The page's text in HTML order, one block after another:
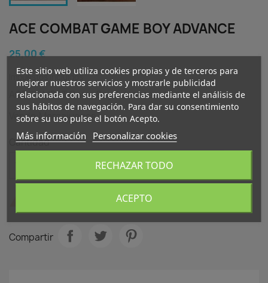
ACE COMBAT GAME BOY ADVANCE
25,00 €
Impuestos incluidos
ACE COMBAT Game Boy Advance
Vende:Mercajuegos
Cantidad
AÑADIR AL CARRITO
Últimas unidades en stock
Compartir
Este sitio web utiliza cookies propias y de terceros para
mejorar nuestros servicios y mostrarle publicidad
relacionada con sus preferencias mediante el análisis de
sus hábitos de navegación. Para dar su consentimiento
sobre su uso pulse el botón Acepto.
Más información Personalizar cookies
RECHAZAR TODO
ACEPTO